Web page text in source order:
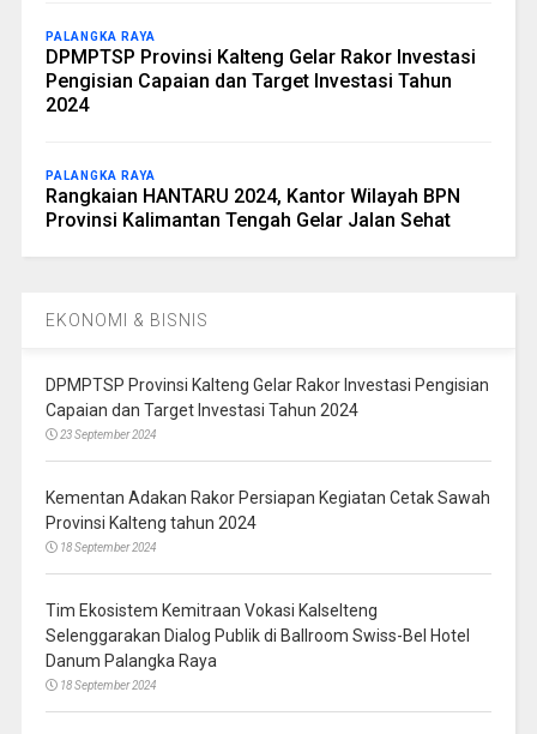
PALANGKA RAYA
DPMPTSP Provinsi Kalteng Gelar Rakor Investasi
Pengisian Capaian dan Target Investasi Tahun
2024
PALANGKA RAYA
Rangkaian HANTARU 2024, Kantor Wilayah BPN
Provinsi Kalimantan Tengah Gelar Jalan Sehat
EKONOMI & BISNIS
DPMPTSP Provinsi Kalteng Gelar Rakor Investasi Pengisian
Capaian dan Target Investasi Tahun 2024
23 September 2024
Kementan Adakan Rakor Persiapan Kegiatan Cetak Sawah
Provinsi Kalteng tahun 2024
18 September 2024
Tim Ekosistem Kemitraan Vokasi Kalselteng
Selenggarakan Dialog Publik di Ballroom Swiss-Bel Hotel
Danum Palangka Raya
18 September 2024